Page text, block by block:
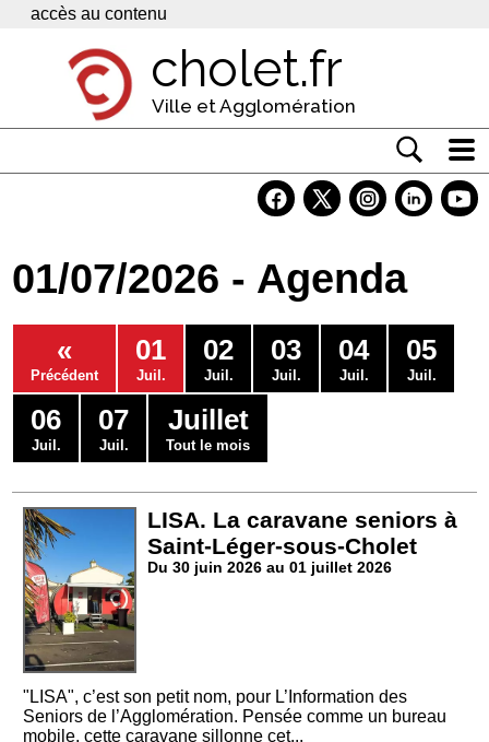
Panneau de gestion des cookies
accès au contenu
cholet.fr
Ville et Agglomération
Economie
Services
Contacts
01/07/2026 - Agenda
«
Précédent
01
Juil.
02
Juil.
03
Juil.
04
Juil.
05
Juil.
06
Juil.
07
Juil.
Juillet
Tout le mois
LISA. La caravane seniors à
Saint-Léger-sous-Cholet
Du 30 juin 2026 au 01 juillet 2026
"LISA", c’est son petit nom, pour L’Information des
Seniors de l’Agglomération. Pensée comme un bureau
mobile, cette caravane sillonne cet...